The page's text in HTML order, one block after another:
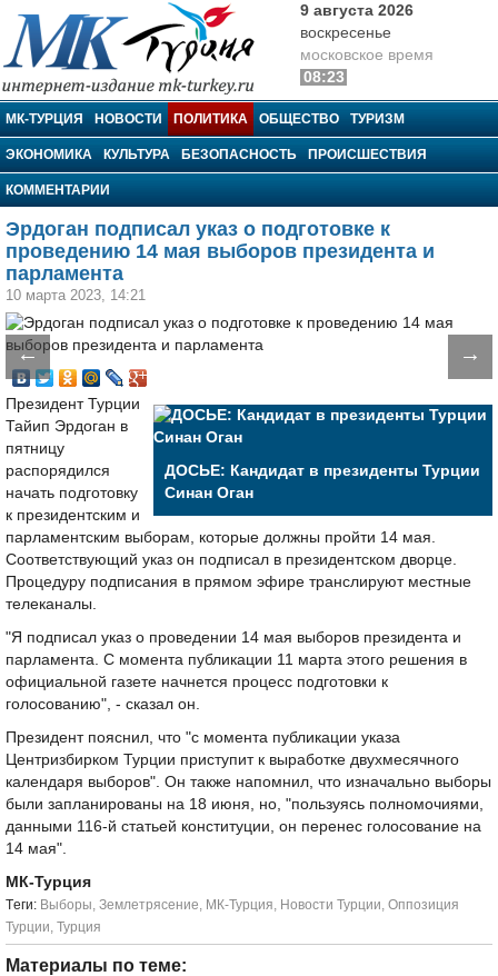
МК-Турция
9 августа 2026
воскресенье
московское время
08:23
МК-ТУРЦИЯ НОВОСТИ ПОЛИТИКА ОБЩЕСТВО ТУРИЗМ
ЭКОНОМИКА КУЛЬТУРА БЕЗОПАСНОСТЬ ПРОИСШЕСТВИЯ
КОММЕНТАРИИ
Эрдоган подписал указ о подготовке к
проведению 14 мая выборов президента и
парламента
10 марта 2023, 14:21
← →
ДОСЬЕ: Кандидат в президенты Турции
Синан Оган
Президент Турции
Тайип Эрдоган в
пятницу
распорядился
начать подготовку
к президентским и
парламентским выборам, которые должны пройти 14 мая.
Соответствующий указ он подписал в президентском дворце.
Процедуру подписания в прямом эфире транслируют местные
телеканалы.
"Я подписал указ о проведении 14 мая выборов президента и
парламента. С момента публикации 11 марта этого решения в
официальной газете начнется процесс подготовки к
голосованию", - сказал он.
Президент пояснил, что "с момента публикации указа
Центризбирком Турции приступит к выработке двухмесячного
календаря выборов". Он также напомнил, что изначально выборы
были запланированы на 18 июня, но, "пользуясь полномочиями,
данными 116-й статьей конституции, он перенес голосование на
14 мая".
МК-Турция
Tеги: Выборы, Землетрясение, МК-Турция, Новости Турции, Оппозиция
Турции, Турция
Материалы по теме: